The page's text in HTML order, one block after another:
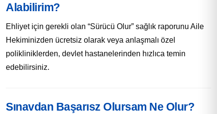
Alabilirim?
Ehliyet için gerekli olan “Sürücü Olur” sağlık raporunu Aile
Hekiminizden ücretsiz olarak veya anlaşmalı özel
polikliniklerden, devlet hastanelerinden hızlıca temin
edebilirsiniz.
Sınavdan Başarısz Olursam Ne Olur?